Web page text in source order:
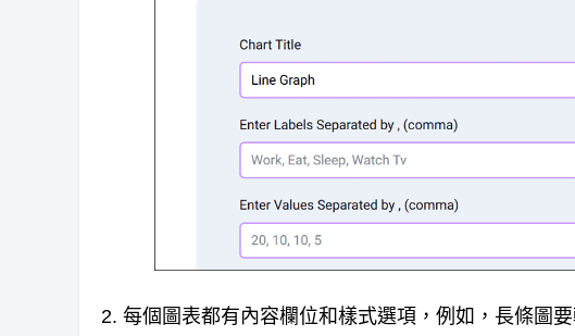
2. 每個圖表都有內容欄位和樣式選項，例如，長條圖